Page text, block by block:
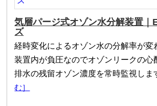
気層パージ式オゾン水分解装置｜
ズ
経時変化によるオゾン水の分解率が変
装置内が負圧なのでオゾンリークの心
排水の残留オゾン濃度を常時監視しま
む］